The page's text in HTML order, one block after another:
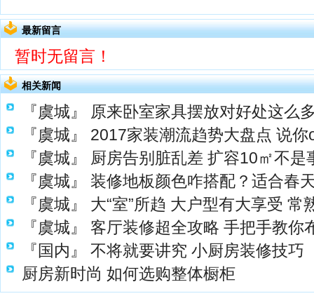
最新留言
暂时无留言！
相关新闻
『虞城』
原来卧室家具摆放对好处这么
『虞城』
2017家装潮流趋势大盘点 说
『虞城』
厨房告别脏乱差 扩容10㎡不是
『虞城』
装修地板颜色咋搭配？适合春
『虞城』
大“室”所趋 大户型有大享受 常
『虞城』
客厅装修超全攻略 手把手教你
『国内』
不将就要讲究 小厨房装修技巧
厨房新时尚 如何选购整体橱柜